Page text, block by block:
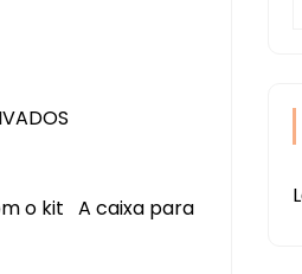
o kit A caixa para